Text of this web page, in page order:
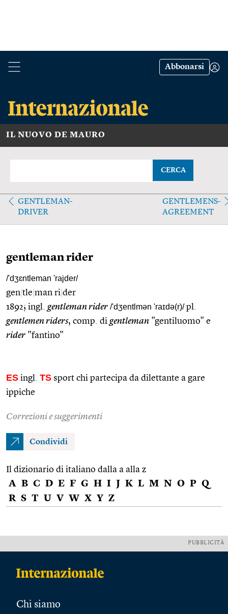
Abbonarsi
IL NUOVO DE MAURO
CERCA
GENTLEMAN-
DRIVER
GENTLEMENS-
AGREEMENT
gentleman rider
/'dʒɛntleman 'rajder/
gen tle man ri der
1892; ingl. gentleman rider /'dʒentlmən 'raɪdə(r)/pl.
gentlemen riders, comp. di gentleman "gentiluomo" e
rider "fantino"
ES ingl. TS sport chi partecipa da dilettante a gare
ippiche
Correzioni e suggerimenti
Condividi
Il dizionario di italiano dalla a alla z
A B C D E F G H I J K L M N O P Q
R S T U V W X Y Z
PUBBLICITÀ
Chi siamo